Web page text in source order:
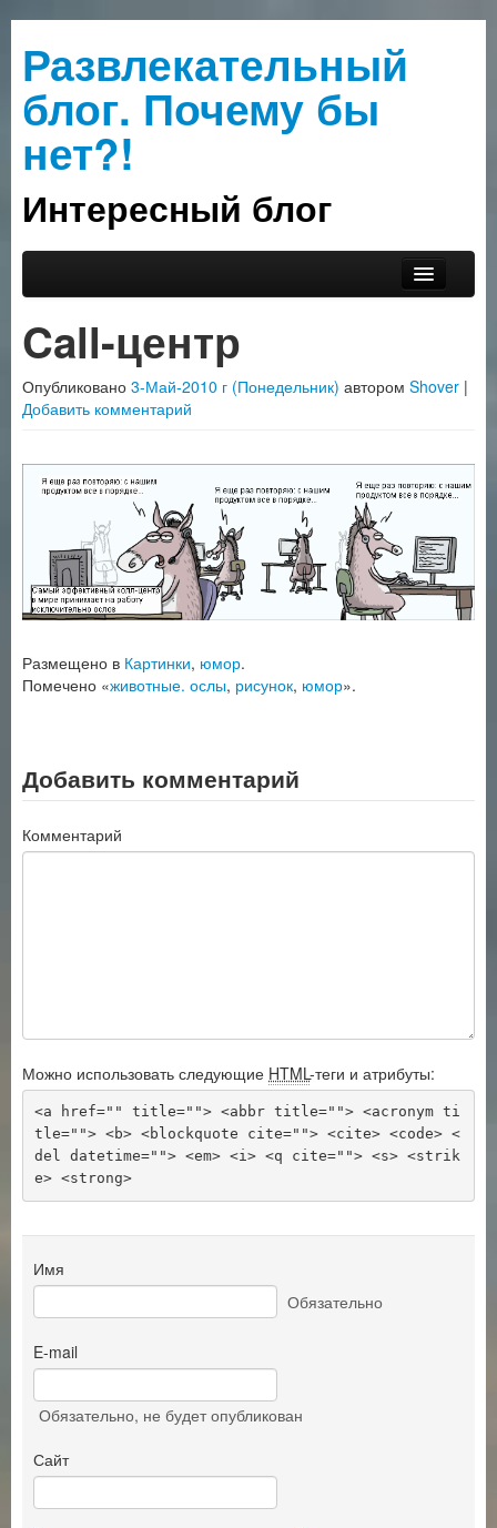
Развлекательный
блог. Почему бы
нет?!
Интересный блог
Главное меню
О сайте
Рубрики
Call-центр
Опубликовано 3-Май-2010 г (Понедельник) автором Shover |
Добавить комментарий
Размещено в Картинки, юмор.
Помечено «животные. ослы, рисунок, юмор».
Добавить комментарий
Комментарий
Можно использовать следующие HTML-теги и атрибуты:
<a href="" title=""> <abbr title=""> <acronym ti
tle=""> <b> <blockquote cite=""> <cite> <code> <
del datetime=""> <em> <i> <q cite=""> <s> <strik
e> <strong>
Имя
Обязательно
E-mail
Обязательно, не будет опубликован
Сайт